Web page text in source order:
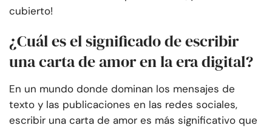
cubierto!
¿Cuál es el significado de escribir
una carta de amor en la era digital?
En un mundo donde dominan los mensajes de
texto y las publicaciones en las redes sociales,
escribir una carta de amor es más significativo que